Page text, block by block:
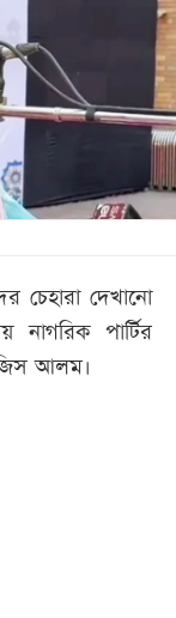
চেহারা দেখানো
পার্টির
আলম।